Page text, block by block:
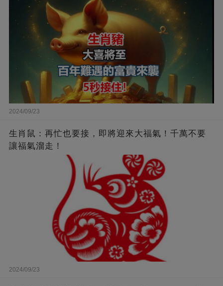
2024/09/23
生肖鼠：再忙也要接，即將迎來大福氣！千萬不要
讓福氣溜走！
2024/09/23